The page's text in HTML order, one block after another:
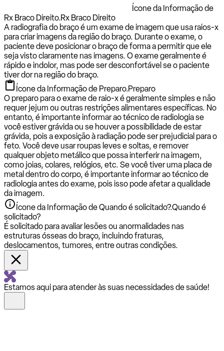
Ícone da Informação de
Rx Braco Direito.Rx Braco Direito
A radiografia do braço é um exame de imagem que usa raios-x
para criar imagens da região do braço. Durante o exame, o
paciente deve posicionar o braço de forma a permitir que ele
seja visto claramente nas imagens. O exame geralmente é
rápido e indolor, mas pode ser desconfortável se o paciente
tiver dor na região do braço.
Ícone da Informação de Preparo.Preparo
O preparo para o exame de raio-x é geralmente simples e não
requer jejum ou outras restrições alimentares específicas. No
entanto, é importante informar ao técnico de radiologia se
você estiver grávida ou se houver a possibilidade de estar
grávida, pois a exposição à radiação pode ser prejudicial para o
feto. Você deve usar roupas leves e soltas, e remover
qualquer objeto metálico que possa interferir na imagem,
como joias, colares, relógios, etc. Se você tiver uma placa de
metal dentro do corpo, é importante informar ao técnico de
radiologia antes do exame, pois isso pode afetar a qualidade
da imagem.
Ícone da Informação de Quando é solicitado?.Quando é
solicitado?
É solicitado para avaliar lesões ou anormalidades nas
estruturas ósseas do braço, incluindo fraturas,
deslocamentos, tumores, entre outras condições.
Estamos aqui para atender às suas necessidades de saúde!